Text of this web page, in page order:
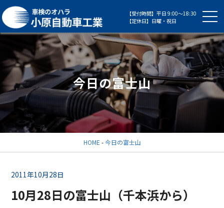
【受付時間】平日 9:00～18:30
【定休日】日曜・祝日
今日の富士山
HOME -今日の富士山
2011年10月28日
10月28日の富士山（千本浜から）